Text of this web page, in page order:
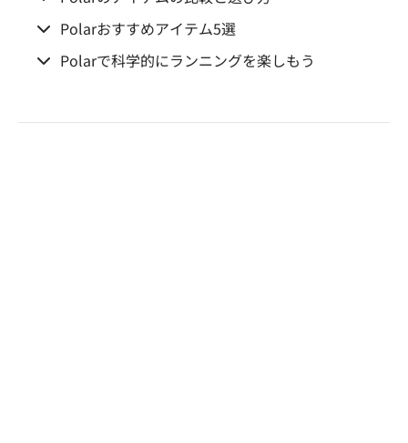
Polarおすすめアイテム5選
Polarで科学的にランニングを楽しもう